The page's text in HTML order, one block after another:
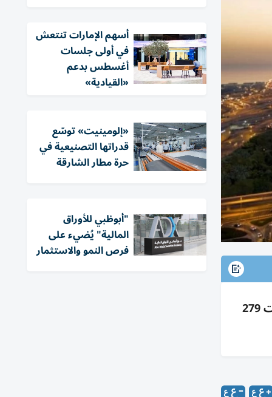
تصرفات عقارات دبي الخميس 2.4 مليار درهم عبر 893 صفقة؛ المبيعات 1.62 مليار، الرهون 494 مليوناً، الهبات 279
أسهم الإمارات تنتعش
في أولى جلسات
أغسطس بدعم
«القيادية»
«إلومينيت» توسّع
قدراتها التصنيعية في
حرة مطار الشارقة
"أبوظبي للأوراق
المالية" يُضيء على
فرص النمو والاستثمار